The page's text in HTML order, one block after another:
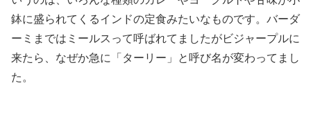
鉢に盛られてくるインドの定食みたいなものです。バーダ
ーミまではミールスって呼ばれてましたがビジャープルに
来たら、なぜか急に「ターリー」と呼び名が変わってまし
た。